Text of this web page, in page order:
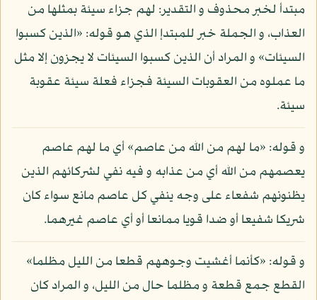
مبتدأ لخبر محذوف و التقدير: لهم جزاء سيئة بمثلها من
العذاب، و الجملة خبر للمبتدإ الذي هو قوله: «الذين كسبوا
السيئات» و المراد أن الذين كسبوا السيئات لا يجزون إلا مثل
ما عملوه من العقوبات السيئة فجزاء فعلة سيئة عقوبة
سيئة.
و قوله: «ما لهم من الله من عاصم» أي ما لهم عاصم
يعصمهم من الله أي من عذابه و فيه نفي لشركائهم الذين
يظنونهم شفعاء على وجه ينفي كل عاصم مانع سواء كان
شريكا شفيعا أو ضدا قويا ممانعا أو أي عاصم غيرهما.
و قوله: «كأنما أغشيت وجوههم قطعا من الليل مظلما»
القطع جمع قطعة و مظلما حال من الليل، و المراد كان